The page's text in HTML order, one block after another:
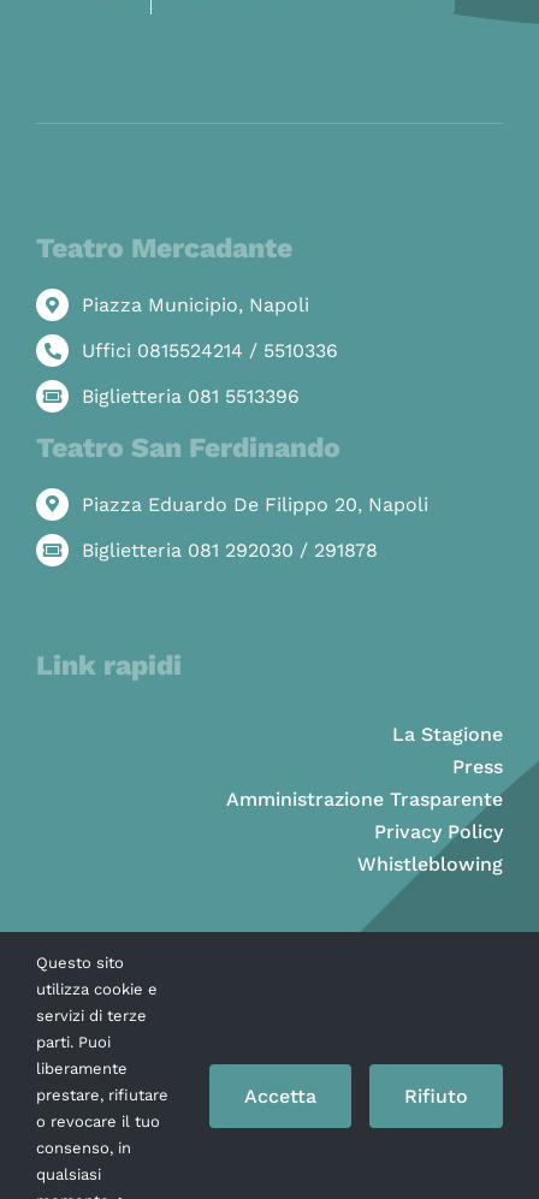
Teatro Mercadante
Piazza Municipio, Napoli
Uffici 0815524214 / 5510336
Biglietteria 081 5513396
Teatro San Ferdinando
Piazza Eduardo De Filippo 20, Napoli
Biglietteria 081 292030 / 291878
Link rapidi
La Stagione
Press
Amministrazione Trasparente
Privacy Policy
Whistleblowing
Copyright © Ass. Teatro Stabile della Città di Napoli 2026
Questo sito
utilizza cookie e
servizi di terze
parti. Puoi
liberamente
prestare, rifiutare
o revocare il tuo
consenso, in
qualsiasi
Accetta Rifiuto